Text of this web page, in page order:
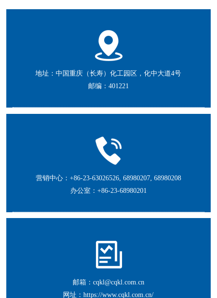
地址：中国重庆（长寿）化工园区，化中大道4号
邮编：401221
营销中心：+86-23-63026526, 68980207, 68980208
办公室：+86-23-68980201
邮箱： cqkl@cqkl.com.cn
网址：https://www.cqkl.com.cn/